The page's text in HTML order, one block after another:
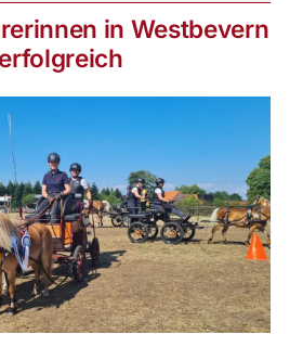
in Westbevern
erfolgreich